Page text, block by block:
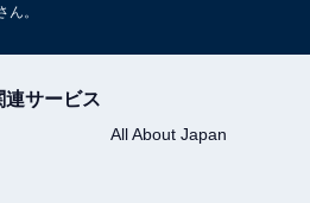
。
連サービス
All About Japan